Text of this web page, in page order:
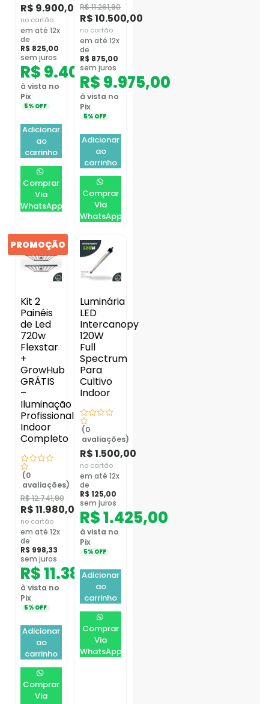
R$ 9.900,00
no cartão
em até 12x
de
R$ 825,00
sem juros
R$9.405,00
à vista no
Pix
5% OFF
Adicionar
ao
carrinho
Comprar
Via
WhatsApp
R$11.261,90
R$10.500,00
no cartão
em até 12x
de
R$ 875,00
sem juros
R$9.975,00
à vista no
Pix
5% OFF
Adicionar
ao
carrinho
Comprar
Via
WhatsApp
PROMOÇÃO
Kit 2
Painéis
de Led
720w
Flexstar
+
GrowHub
GRÁTIS
–
Iluminação
Profissional
Indoor
Completo
(0
avaliações)
R$12.741,90
R$11.980,00
no cartão
em até 12x
de
R$ 998,33
sem juros
R$11.381,00
à vista no
Pix
5% OFF
Adicionar
ao
carrinho
Comprar
Via
Luminária
LED
Intercanopy
120W
Full
Spectrum
Para
Cultivo
Indoor
(0
avaliações)
R$1.500,00
no cartão
em até 12x
de
R$ 125,00
sem juros
R$1.425,00
à vista no
Pix
5% OFF
Adicionar
ao
carrinho
Comprar
Via
WhatsApp